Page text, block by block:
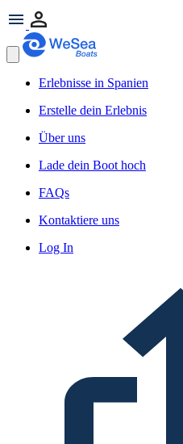
Erlebnisse in Spanien
Erstelle dein Erlebnis
Über uns
Lade dein Boot hoch
FAQs
Kontaktiere uns
Log In